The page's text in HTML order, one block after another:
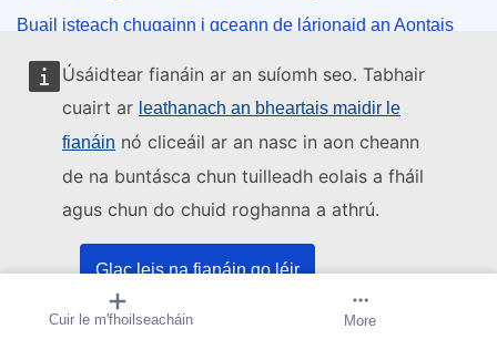
Úsáidtear fianáin ar an suíomh seo. Tabhair
cuairt ar leathanach an bheartais maidir le
fianáin nó cliceáil ar an nasc in aon cheann
de na buntásca chun tuilleadh eolais a fháil
agus chun do chuid roghanna a athrú.
Glac leis na fianáin go léir
Ná glac ach leis na fianáin riachtanacha
Cuir le m'fhoilseacháin Cruthaigh foláireamh
More
Buail isteach chugainn i gceann de lárionaid an Aontais
Na meáin shóisialta
Cuardaigh cuntais an Aontais Eorpaigh ar na meáin
shóisialta
Institiúidí agus comhlachtaí an Aontais
Eorpaigh
Cuardaigh na hinstitiúidí agus na comhlachtaí uile de
chuid an Aontais Eorpaigh